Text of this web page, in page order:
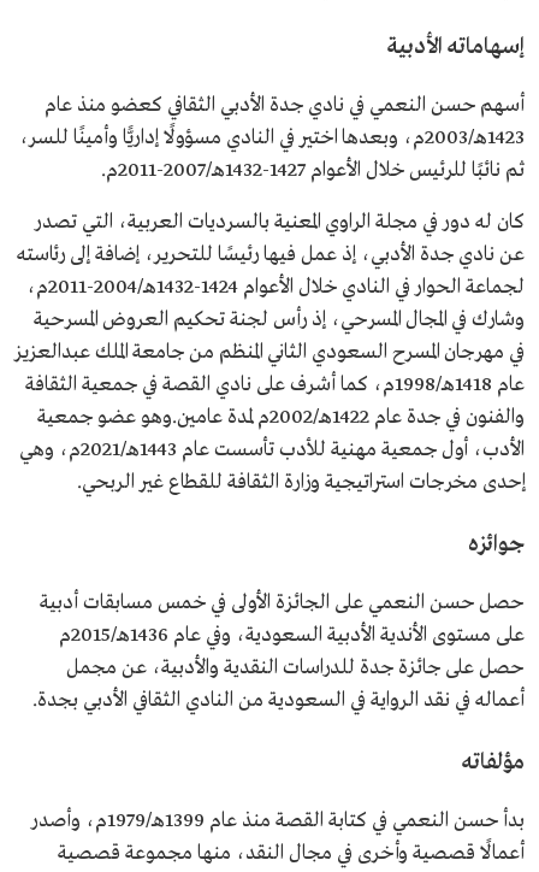
إسهاماته الأدبية
أسهم حسن النعمي في نادي جدة الأدبي الثقافي كعضو منذ عام
1423هـ/2003م، وبعدها اختير في النادي مسؤولًا إداريًّا وأمينًا للسر،
ثم نائبًا للرئيس خلال الأعوام 1427-1432هـ/2007-2011م.
كان له دور في مجلة الراوي المعنية بالسرديات العربية، التي تصدر
عن نادي جدة الأدبي، إذ عمل فيها رئيسًا للتحرير، إضافة إلى رئاسته
لجماعة الحوار في النادي خلال الأعوام 1424-1432هـ/2004-2011م،
وشارك في المجال المسرحي، إذ رأس لجنة تحكيم العروض المسرحية
في مهرجان المسرح السعودي الثاني المنظم من جامعة الملك عبدالعزيز
عام 1418هـ/1998م، كما أشرف على نادي القصة في جمعية الثقافة
والفنون في جدة عام 1422هـ/2002م لمدة عامين.وهو عضو جمعية
الأدب، أول جمعية مهنية للأدب تأسست عام 1443هـ/2021م، وهي
إحدى مخرجات استراتيجية وزارة الثقافة للقطاع غير الربحي.
جوائزه
حصل حسن النعمي على الجائزة الأولى في خمس مسابقات أدبية
على مستوى الأندية الأدبية السعودية، وفي عام 1436هـ/2015م
حصل على جائزة جدة للدراسات النقدية والأدبية، عن مجمل
أعماله في نقد الرواية في السعودية من النادي الثقافي الأدبي بجدة.
مؤلفاته
بدأ حسن النعمي في كتابة القصة منذ عام 1399هـ/1979م، وأصدر
أعمالًا قصصية وأخرى في مجال النقد، منها مجموعة قصصية